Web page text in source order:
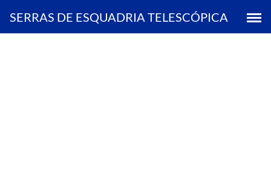
contenido
SERRAS DE ESQUADRIA TELESCÓPICA